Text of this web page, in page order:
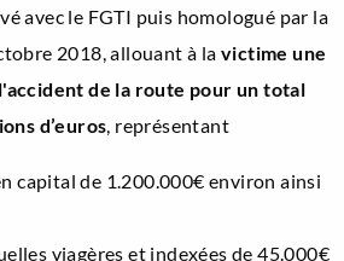
avec le FGTI puis homologué par la
2018, allouant à la victime une
de la route pour un total
d’euros, représentant
capital de 1.200.000€ environ ainsi
viagères et indexées de 45.000€